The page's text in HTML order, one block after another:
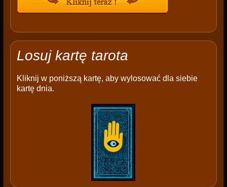
Losuj kartę tarota
Kliknij w poniższą kartę, aby wylosować dla siebie
kartę dnia.